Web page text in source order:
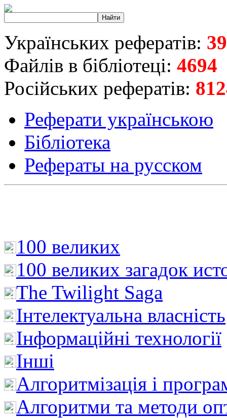
Українських рефератів:
Файлів в бібліотеці: 4694
Російських рефератів:
Реферати українською
Бібліотека
Рефераты на русском
100 великих
100 великих загадок
The Twilight Saga
Інтелектуальна влaсність
Інформаційні технології
Інші
Алгоритмізація і
Алгоритми та методи